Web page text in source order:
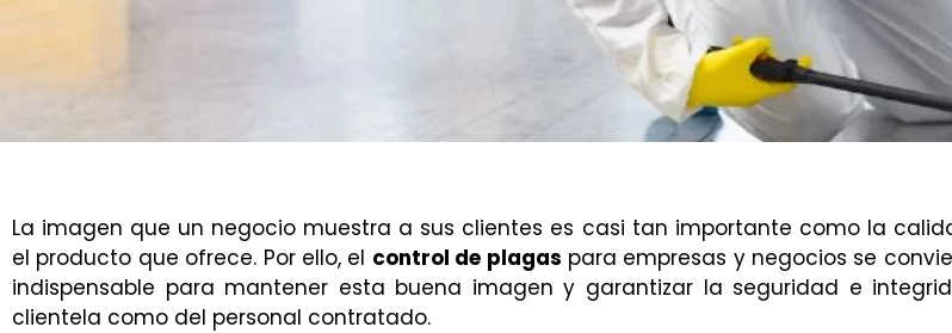
La imagen que un negocio muestra a sus clientes es casi tan importante como la
el producto que ofrece. Por ello, el control de plagas para empresas y negocios se
indispensable para mantener esta buena imagen y garantizar la seguridad e
clientela como del personal contratado.